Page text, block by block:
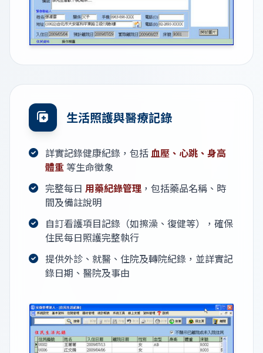
生活照護與醫療記錄
詳實記錄健康紀錄，包括血壓、心跳、身高
體重 等生命徵象
完整每日 用藥紀錄管理 ，包括藥品名稱、時
間及備註說明
自訂看護項目記錄（如擦澡、復健等），確保
住民每日照護完整執行
提供外診、就醫、住院及轉院紀錄，並詳實記
錄日期、醫院及事由